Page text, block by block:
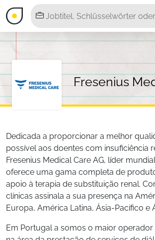
Fresenius
Dedicada a proporcionar a melhor
possível aos doentes com insuficiência
Fresenius Medical Care AG, líder
oferece uma gama completa de
apoio à terapia de substituição renal.
clínicas assinala a sua presença na
Europa, América Latina, Ásia-Pacífico e
Em Portugal a somos o maior